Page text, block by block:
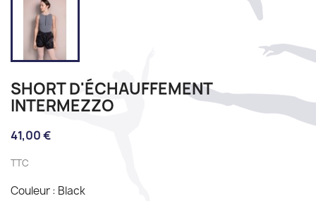
SHORT D'ÉCHAUFFEMENT
INTERMEZZO
41,00 €
TTC
Couleur : Black